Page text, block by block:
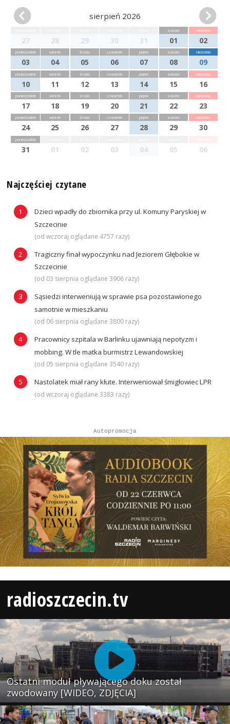
sierpień 2026
27 28 29 30 31
sobota
01
niedziela
02
poniedziałek
03
wtorek
04
środa
05
czwartek
06
piątek
07
sobota
08
niedziela
09
poniedziałek
10
wtorek
11
środa
12
czwartek
13
piątek
14
sobota
15
niedziela
16
poniedziałek
17
wtorek
18
środa
19
czwartek
20
piątek
21
sobota
22
niedziela
23
poniedziałek
24
wtorek
25
środa
26
czwartek
27
piątek
28
sobota
29
niedziela
30
poniedziałek
31 01 02 03 04 05 06
Najczęściej czytane
Dzieci wpadły do zbiornika przy ul. Komuny Paryskiej w
Szczecinie
(od wczoraj oglądane 4757 razy)
Tragiczny finał wypoczynku nad Jeziorem Głębokie w
Szczecinie
(od 03 sierpnia oglądane 3906 razy)
Sąsiedzi interweniują w sprawie psa pozostawionego
samotnie w mieszkaniu
(od 06 sierpnia oglądane 3800 razy)
Pracownicy szpitala w Barlinku ujawniają nepotyzm i
mobbing. W tle matka burmistrz Lewandowskiej
(od 05 sierpnia oglądane 3540 razy)
Nastolatek miał rany kłute. Interweniował śmigłowiec LPR
(od wczoraj oglądane 3383 razy)
Autopromocja
radioszczecin.tv
Ostatni moduł pływającego doku został
zwodowany [WIDEO, ZDJĘCIA]